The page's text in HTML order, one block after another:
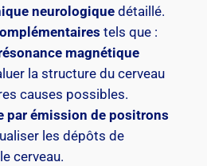
neurologique détaillé.
tels que :
magnétique
la structure du cerveau
causes possibles.
par émission de positrons
les dépôts de
cerveau.